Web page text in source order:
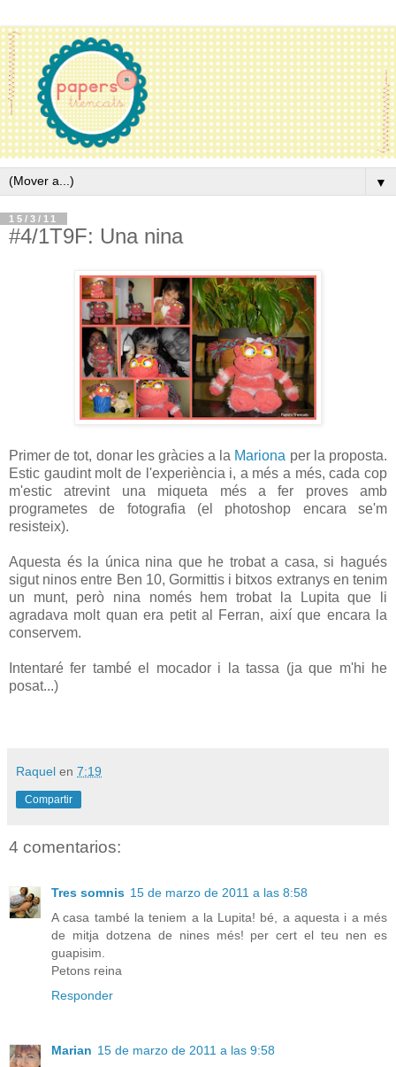
▼
15/3/11
#4/1T9F: Una nina
Primer de tot, donar les gràcies a la Mariona per la proposta.
Estic gaudint molt de l'experiència i, a més a més, cada cop
m'estic atrevint una miqueta més a fer proves amb
programetes de fotografia (el photoshop encara se'm
resisteix).
Aquesta és la única nina que he trobat a casa, si hagués
sigut ninos entre Ben 10, Gormittis i bitxos extranys en tenim
un munt, però nina només hem trobat la Lupita que li
agradava molt quan era petit al Ferran, així que encara la
conservem.
Intentaré fer també el mocador i la tassa (ja que m'hi he
posat...)
Raquel en 7:19
Compartir
4 comentarios:
Tres somnis 15 de marzo de 2011 a las 8:58
A casa també la teniem a la Lupita! bé, a aquesta i a més
de mitja dotzena de nines més! per cert el teu nen es
guapisim.
Petons reina
Responder
Marian 15 de marzo de 2011 a las 9:58